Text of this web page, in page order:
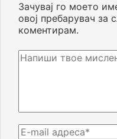
Зачувај го моето
овој пребарувач за
коментирам.